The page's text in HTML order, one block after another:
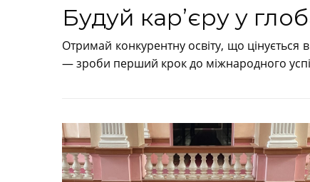
Будуй кар’єру у
Отримай конкурентну освіту, що цінується
— зроби перший крок до міжнародного